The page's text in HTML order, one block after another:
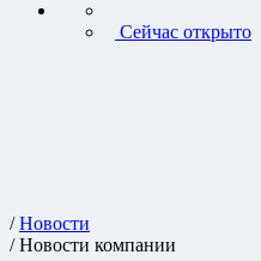
Сейчас открыто
/Новости
/ Новости компании